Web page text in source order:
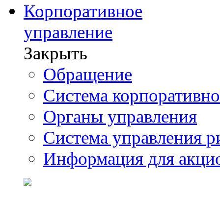
Корпоративное
управление
Закрыть
Обращение
Система
Органы управления
Система управления
Информация для